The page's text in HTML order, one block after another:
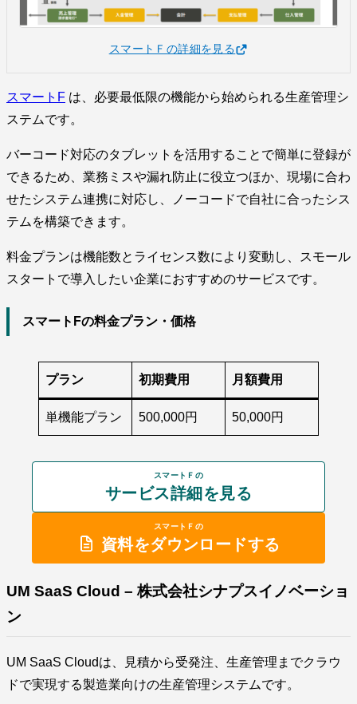
スマートＦの詳細を見る
スマートF は、必要最低限の機能から始められる生産管理シ
ステムです。
バーコード対応のタブレットを活用することで簡単に登録が
できるため、業務ミスや漏れ防止に役立つほか、現場に合わ
せたシステム連携に対応し、ノーコードで自社に合ったシス
テムを構築できます。
料金プランは機能数とライセンス数により変動し、スモール
スタートで導入したい企業におすすめのサービスです。
スマートFの料金プラン・価格
プラン 初期費用 月額費用
単機能プラン 500,000円 50,000円
スマートＦの
サービス詳細を見る
スマートＦの
資料をダウンロードする
UM SaaS Cloud – 株式会社シナプスイノベーショ
ン
UM SaaS Cloudは、見積から受発注、生産管理までクラウ
ドで実現する製造業向けの生産管理システムです。